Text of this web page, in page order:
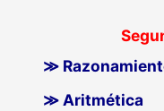
≫
≫ Aritmética